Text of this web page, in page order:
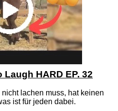
Laugh HARD EP. 32
lachen muss, hat keinen
ist für jeden dabei.